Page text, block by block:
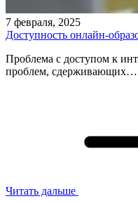
7 февраля, 2025
Доступность онлайн-
Проблема с доступом к
проблем, сдерживающих…
Читать дальше